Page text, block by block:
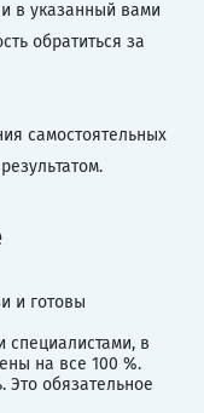
в указанный вами
обратиться за
самостоятельных
и готовы
специалистами, в
на все 100 %.
обязательное